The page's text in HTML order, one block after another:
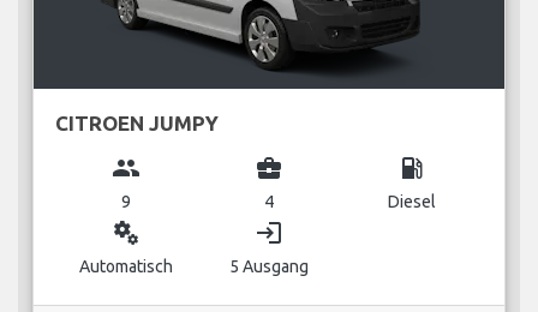
CITROEN JUMPY
group
9
business_center
4
local_gas_station
Diesel
miscellaneous_services
Automatisch
login
5 Ausgang